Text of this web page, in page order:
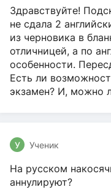
Здравствуйте!
не сдала 2
из черновика в
отличницей, а по
особенности.
Есть ли
экзамен? И, можно
У Ученик
На русском
аннулируют?